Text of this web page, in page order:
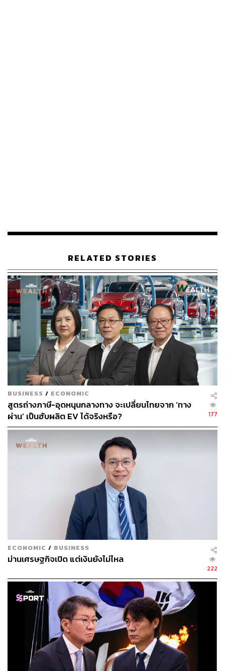
รัฐบาลยังสื่อสารสร้างความเชื่อมั่นผ่านกรอบนโยบาย ‘4T’
สะท้อนบทบาทนโยบายการคลังที่ชัดเจนขึ้น ทั้งการใช้งบ
ประมาณแบบมุ่งเป้าในระยะสั้น และการลงทุนเพื่อเปลี่ยนผ่าน
และยกระดับเศรษฐกิจในระยะยาว ได้แก่ การพัฒนาเศรษฐกิจ
สีเขียว รัฐบาลดิจิทัล การปรับปรุงกฎเกณฑ์ล้าสมัย การพัฒนา
ทักษะ และการส่งเสริมความร่วมมือรัฐ-เอกชน ตั้งเป้าเพิ่ม
สัดส่วนการลงทุนของประเทศเป็น 30% และยกระดับการ
เติบโตทางเศรษฐกิจให้ GDP สูงกว่า 3% ทั้งนี้รัฐบาลส่ง
สัญญาณอาจขยายเพดานหนี้สาธารณะและออก พ.ร.ก. กู้เงิน
เพิ่มเติม เพื่อรองรับผลกระทบจากความขัดแย้งใน
ตะวันออกกลางที่ไม่แน่นอนสูง
ความเสี่ยงด้านเครดิตเรตติงของไทยปรับลดลง หลัง Moody’s
คงอันดับความน่าเชื่อถือที่ระดับ Baa1 และปรับมุมมองเป็น
Stable เมื่อวันที่ 21 เม.ย. 2569 สะท้อนความเสี่ยงเศรษฐกิจ
จากกำแพงภาษีสหรัฐฯ ที่ลดลง แนวโน้มการลงทุนที่ดีขึ้น
และความผันผวนทางการเมืองที่คลี่คลายลงหลังการเลือกตั้ง
แม้แนวโน้มเศรษฐกิจไทยยังอ่อนแอและหนี้ภาครัฐมีแนวโน้ม
แต่ยังอยู่ในระดับใกล้เคียงประเทศที่มีอันดับความน่าเชื่อถือ
เดียวกัน ขณะที่ภาครัฐยังมีความสามารถในการชำระหนี้ที่ดี
และเสถียรภาพการเงินภาคต่างประเทศยังเป็นจุดแข็ง เปิด
โอกาสให้ไทยเดินหน้านโยบายปฏิรูปการคลังและเศรษฐกิจ
ได้ในระยะต่อไป อย่างไรก็ดี ในช่วงครึ่งหลังของปี ยังต้อง
ติดตามมุมมองของ Fitch ซึ่งได้ปรับลดมุมมองไทยเป็น
Negative ในปี 2568 อย่างใกล้ชิด
กนง. จะใช้วิธี Wait-and-see รอดูความชัดเจนของ
สถานการณ์ โดยมีแนวโน้มคง
อัตราดอกเบี้ยนโยบายที่
1% ในช่วง 1 – 2 ไตรมาสข้างหน้า
RELATED STORIES
BUSINESS / ECONOMIC
สูตรถ่างภาษี-อุดหนุนกลางทาง จะเปลี่ยนไทยจาก ‘ทาง
ผ่าน’ เป็นฮับผลิต EV ได้จริงหรือ?
177
ECONOMIC / BUSINESS
ม่านเศรษฐกิจเปิด แต่เงินยังไม่ไหล
222